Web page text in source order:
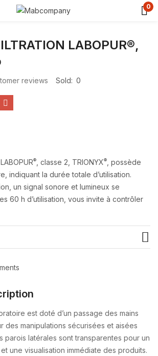
0
LABOPUR®,
reviews Sold: 0
® , classe 2, TRIONYX®
, possède
indiquant la durée totale d’utilisation.
un signal sonore et lumineux se
60 h d’utilisation, vous invite à contrôler
est doté d’un passage des mains
des manipulations sécurisées et aisées
parois latérales sont transparentes pour un
une visualisation immédiate des produits.